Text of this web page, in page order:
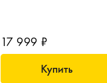
17 999 ₽
Купить